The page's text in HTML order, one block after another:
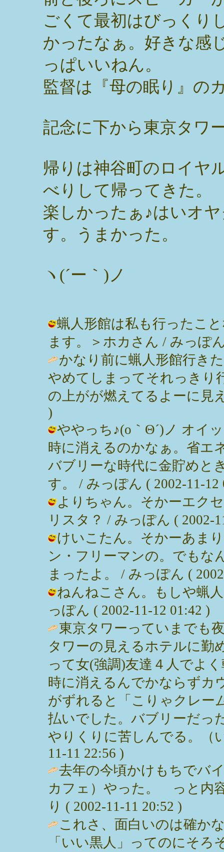
ごくて最初はびっくり
かったなぁ。好きな感
っぱいいねん。
監督は『母の眠り』の
記念に下から東京タワ
帰りは神谷町のロイヤ
べりして帰ってきた。
楽しかったぁ♪はいオ
す。うまかった。
ヽ(´ー｀)ノ
蝋人形館は私も行ったこ
ます。＞ホカさん / みっぽ
かなり前に蝋人形館行き
やめてしまってそれっきり
の上がが燃えてるよーに見
)
ややっち♪(o｀Θ´)ノ オイ
時に消えるのかなぁ。省エ
バブリーな時代に金貯めと
す。 / みっぽん ( 2002-11-12
よりちゃん。そかーエク
リスタ？ / みっぽん ( 2002-
けいこたん。そかーあま
ン・フリーマンの。でもな
まったよ。 / みっぽん (
ねんねこさん。もしや蝋
っぽん ( 2002-11-12 01:42 )
東京タワーっていまでも
タワーの見えるホテルに勤
って女(強調)友達４人でよ
時に消えるんでかならずカ
がずれると「こりゃクレー
払いでした。バブリーだっ
やりくりに苦しんでる。（
11-11 22:56 )
去年の今頃かけもちでバ
カフェ）やった。 っと内
り ( 2002-11-11 20:52 )
これさ、面白いのは確か
「いい黒人」ってのにそ